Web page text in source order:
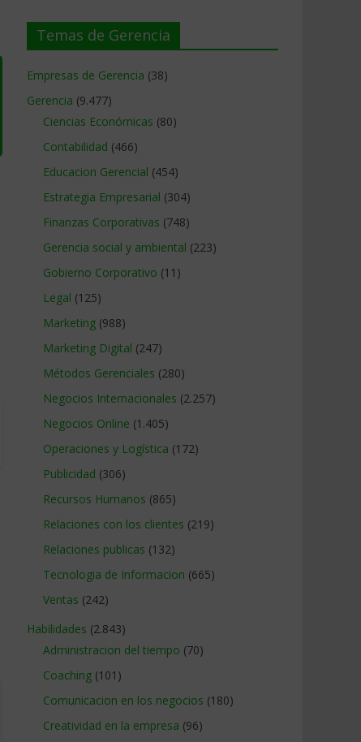
Temas de Gerencia
Empresas de Gerencia (38)
Gerencia (9.477)
Ciencias Económicas (80)
Contabilidad (466)
Educacion Gerencial (454)
Estrategia Empresarial (304)
Finanzas Corporativas (748)
Gerencia social y ambiental (223)
Gobierno Corporativo (11)
Legal (125)
Marketing (988)
Marketing Digital (247)
Métodos Gerenciales (280)
Negocios Internacionales (2.257)
Negocios Online (1.405)
Operaciones y Logística (172)
Publicidad (306)
Recursos Humanos (865)
Relaciones con los clientes (219)
Relaciones publicas (132)
Tecnologia de Informacion (665)
Ventas (242)
Habilidades (2.843)
Administracion del tiempo (70)
Coaching (101)
Comunicacion en los negocios (180)
Creatividad en la empresa (96)